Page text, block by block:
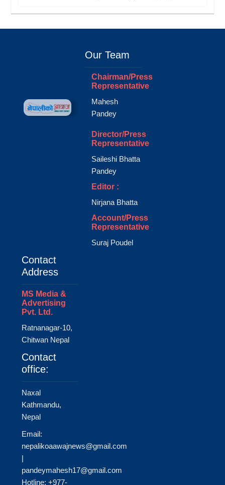
Our Team
Chairman/Press
Representative
Mahesh
Pandey
Director/Press
Representative
Saileshi Bhatta
Pandey
Editor :
Nirjana Bhatta
Account/Press
Representative
Suraj Poudel
Contact
Address
MS Media &
Advertising
Pvt. Ltd.
Ratnanagar-10,
Chitwan Nepal
Contact
office:
Naxal
Kathmandu,
Nepal
Email:
nepalikoaawajnews@gmail.com
pandeymahesh17@gmail.com
Hotline: +977-